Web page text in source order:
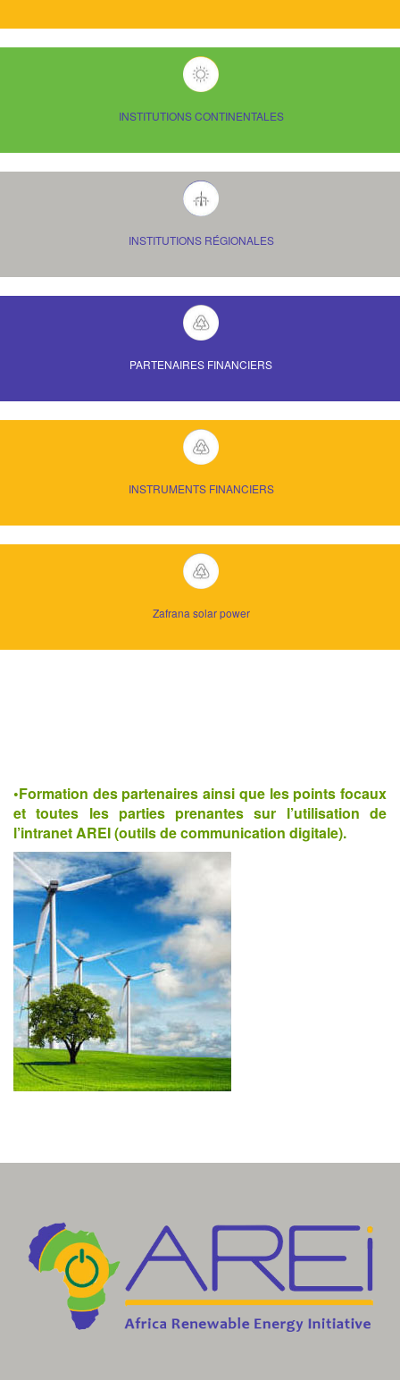
INSTITUTIONS CONTINENTALES
INSTITUTIONS RÉGIONALES
PARTENAIRES FINANCIERS
INSTRUMENTS FINANCIERS
Zafrana solar power
•Formation des partenaires ainsi que les points focaux
et toutes les parties prenantes sur l’utilisation de
l’intranet AREI (outils de communication digitale).